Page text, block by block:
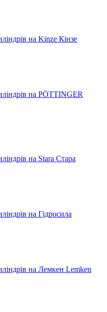
на Kinze Кінзе
на PÖTTINGER
на Stara Стара
на Гідросила
на Лемкен Lemken